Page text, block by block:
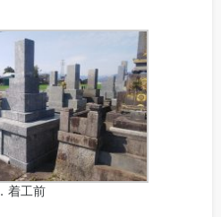
着工前